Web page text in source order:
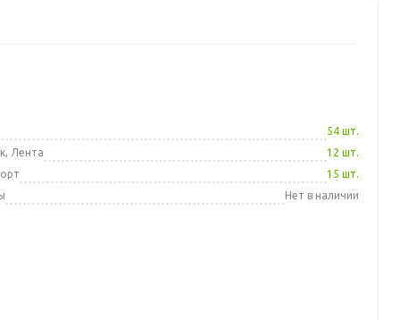
54 шт.
Лента
12 шт.
15 шт.
Нет в наличии